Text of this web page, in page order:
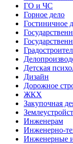
ГО и ЧС
Горное дело
Гостиничное
Детская
Дизайн
Дорожное
ЖКХ
Закупочная
Инженерам
Инженерно-
Инженерные